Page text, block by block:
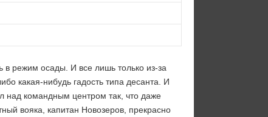
в режим осады. И все лишь только из-за
какая-нибудь гадость типа десанта. И
над командным центром так, что даже
вояка, капитан Новозеров, прекрасно